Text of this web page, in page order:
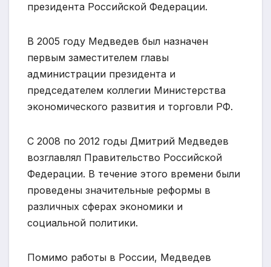
президента Российской Федерации.
В 2005 году Медведев был назначен
первым заместителем главы
администрации президента и
председателем коллегии Министерства
экономического развития и торговли РФ.
С 2008 по 2012 годы Дмитрий Медведев
возглавлял Правительство Российской
Федерации. В течение этого времени были
проведены значительные реформы в
различных сферах экономики и
социальной политики.
Помимо работы в России, Медведев